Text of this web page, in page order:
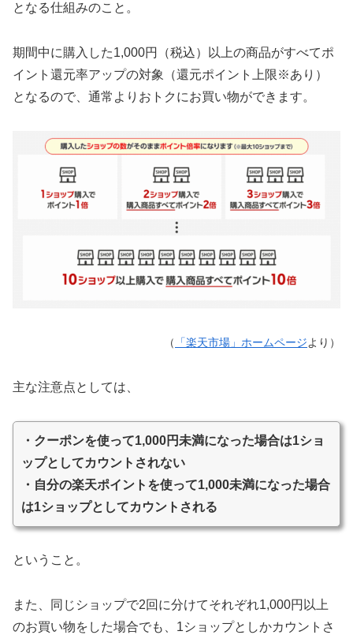
となる仕組みのこと。
期間中に購入した1,000円（税込）以上の商品がすべてポ
イント還元率アップの対象（還元ポイント上限※あり）
となるので、通常よりおトクにお買い物ができます。
（ 「楽天市場」ホームページより）
主な注意点としては、
・ クーポンを使って1,000円未満になった場合は1ショ
ップとしてカウントされない
・自分の楽天ポイントを使って1,000未満になった場合
は1ショップとしてカウントされる
ということ。
また、同じショップで2回に分けてそれぞれ1,000円以上
のお買い物をした場合でも、1ショップとしかカウントさ